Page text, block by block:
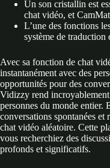
Un son cristallin est
chat vidéo, et
L’une des fonctions
système de traduction
Avec sa fonction de chat
instantanément avec des
opportunités pour des
Vidizzy rend
personnes du monde entier.
conversations spontanées et
chat vidéo aléatoire. Cette
vous recherchiez des
profonds et significatifs.